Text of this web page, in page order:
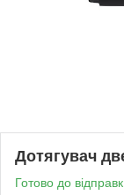
Дотягувач
Готово до